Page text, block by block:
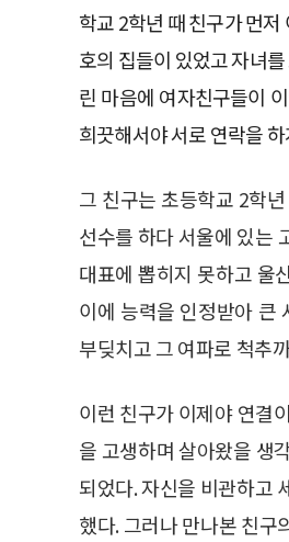
학교 2학년 때 친구가 먼
호의 집들이 있었고 자녀
린 마음에 여자친구들이
희끗해서야 서로 연락을
그 친구는 초등학교 2학
선수를 하다 서울에 있는
대표에 뽑히지 못하고 울
이에 능력을 인정받아 큰
부딪치고 그 여파로 척추
이런 친구가 이제야 연결
을 고생하며 살아왔을 생
되었다. 자신을 비관하고
했다. 그러나 만나본 친구